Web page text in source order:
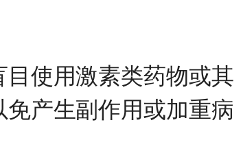
使用激素类药物或其
产生副作用或加重病